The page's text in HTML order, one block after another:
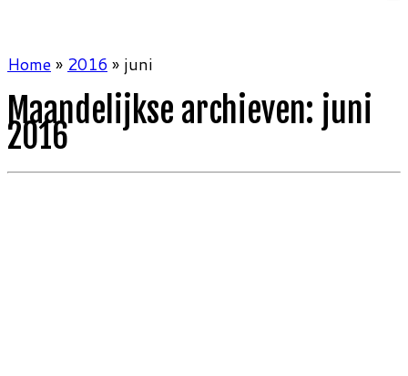
Home» 2016 » juni
Maandelijkse archieven: juni
2016